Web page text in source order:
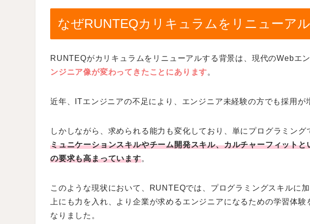
なぜRUNTEQカリキュラムをリニューア
RUNTEQがカリキュラムをリニューアルする背景は、現代のWebエ
ンジニア像が変わってきたことにあります。
近年、ITエンジニアの不足により、エンジニア未経験の方でも採用が
しかしながら、求められる能力も変化しており、単にプログラミング
ミュニケーションスキルやチーム開発スキル、カルチャーフィットと
の要求も高まっています。
このような現状において、RUNTEQでは、プログラミングスキルに
上にも力を入れ、より企業が求めるエンジニアになるための学習体験
なりました。